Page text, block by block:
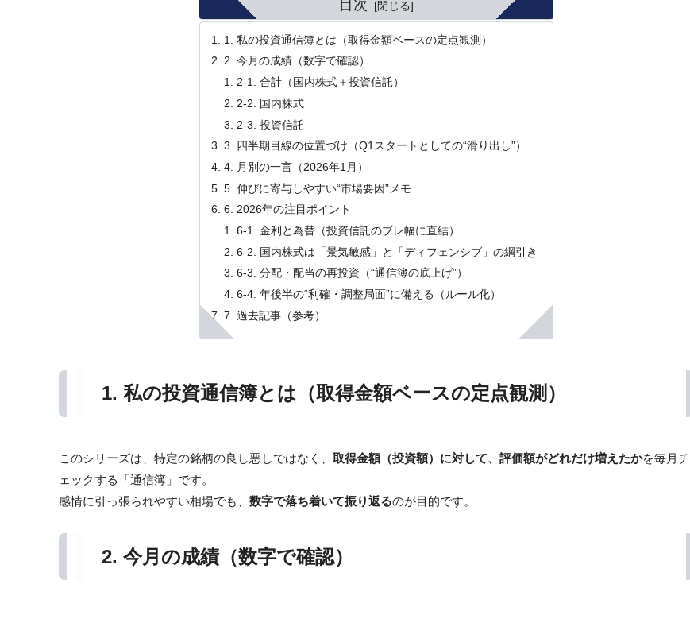
目次
1. 私の投資通信簿とは（取得金額ベースの定点観測）
2. 今月の成績（数字で確認）
2-1. 合計（国内株式＋投資信託）
2-2. 国内株式
2-3. 投資信託
3. 四半期目線の位置づけ（Q1スタートとしての“滑り出し”）
4. 月別の一言（2026年1月）
5. 伸びに寄与しやすい“市場要因”メモ
6. 2026年の注目ポイント
6-1. 金利と為替（投資信託のブレ幅に直結）
6-2. 国内株式は「景気敏感」と「ディフェンシブ」の綱引き
6-3. 分配・配当の再投資（“通信簿の底上げ”）
6-4. 年後半の“利確・調整局面”に備える（ルール化）
7. 過去記事（参考）
1. 私の投資通信簿とは（取得金額ベースの定点観測）
このシリーズは、特定の銘柄の良し悪しではなく、 取得金額（投資額）に対して、評価額がどれだけ増えたかを毎月チ
ェックする「通信簿」です。
感情に引っ張られやすい相場でも、 数字で落ち着いて振り返るのが目的です。
2. 今月の成績（数字で確認）